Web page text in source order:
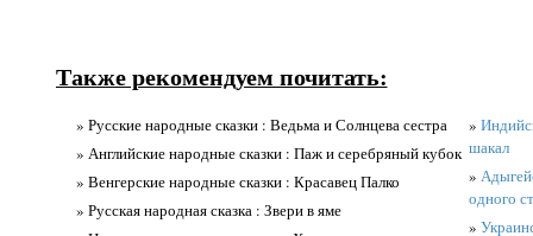
Также рекомендуем почитать:
» Русские народные сказки : Ведьма и Солнцева сестра
» Английские народные сказки : Паж и серебряный кубок
» Венгерские народные сказки : Красавец Палко
» Русская народная сказка : Звери в яме
»
шакал
»
одного
»